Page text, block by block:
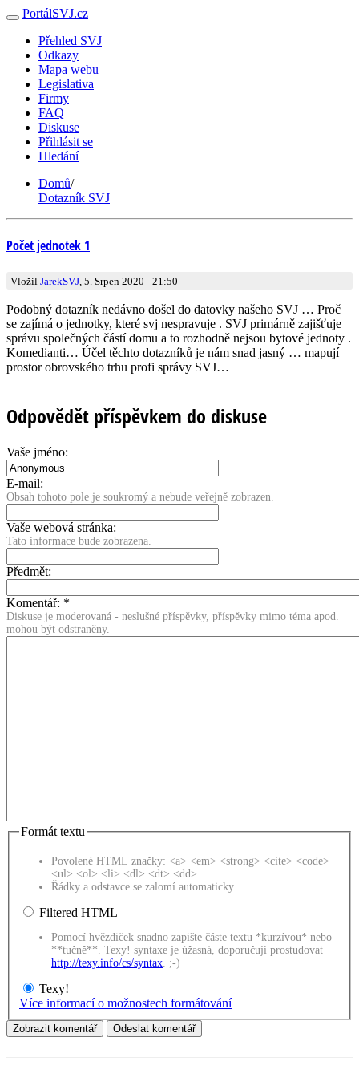
PortálSVJ.cz
Přehled SVJ
Odkazy
Mapa webu
Legislativa
Firmy
FAQ
Diskuse
Přihlásit se
Hledání
Domů/
Dotazník SVJ
Počet jednotek 1
Vložil JarekSVJ , 5. Srpen 2020 - 21:50
Podobný dotazník nedávno došel do datovky našeho SVJ … Proč
se zajímá o jednotky, které svj nespravuje . SVJ primárně zajišťuje
správu společných částí domu a to rozhodně nejsou bytové jednoty .
Komedianti… Účel těchto dotazníků je nám snad jasný … mapují
prostor obrovského trhu profi správy SVJ…
Odpovědět příspěvkem do diskuse
Vaše jméno:
E-mail:
Obsah tohoto pole je soukromý a nebude veřejně zobrazen.
Vaše webová stránka:
Tato informace bude zobrazena.
Předmět:
Komentář: *
Diskuse je moderovaná - neslušné příspěvky, příspěvky mimo téma apod.
mohou být odstraněny.
Formát textu
Povolené HTML značky: <a> <em> <strong> <cite> <code>
<ul> <ol> <li> <dl> <dt> <dd>
Řádky a odstavce se zalomí automaticky.
Filtered HTML
Pomocí hvězdiček snadno zapište částe textu *kurzívou* nebo
**tučně**. Texy! syntaxe je úžasná, doporučuji prostudovat
http://texy.info/cs/syntax . ;-)
Texy!
Více informací o možnostech formátování